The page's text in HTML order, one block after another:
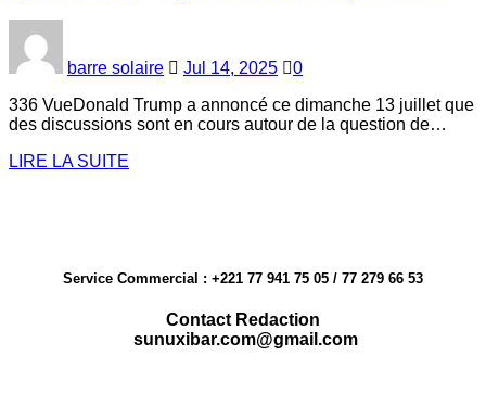
barre solaire Jul 14, 2025
0
336 VueDonald Trump a annoncé ce dimanche 13 juillet que
des discussions sont en cours autour de la question de…
LIRE LA SUITE
Service Commercial : +221 77 941 75 05 / 77 279 66 53
Contact Redaction
sunuxibar.com@gmail.com